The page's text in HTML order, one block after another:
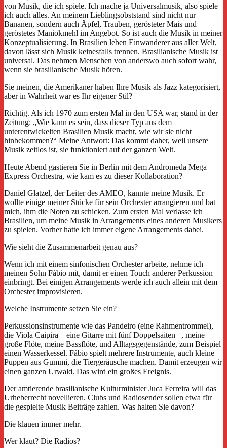
von Musik, die ich spiele. Ich mache ja Universalmusik, also spiele
ich auch alles. An meinem Lieblingsobststand sind nicht nur
Bananen, sondern auch Äpfel, Trauben, gerösteter Mais und
geröstetes Maniokmehl im Angebot. So ist auch die Musik in meiner
Konzeptualisierung. In Brasilien leben Einwanderer aus aller Welt,
davon lässt sich Musik keinesfalls trennen. Brasilianische Musik ist
universal. Das nehmen Menschen von anderswo auch sofort wahr,
wenn sie brasilianische Musik hören.
Sie meinen, die Amerikaner haben Ihre Musik als Jazz kategorisiert,
aber in Wahrheit war es Ihr eigener Stil?
Richtig. Als ich 1970 zum ersten Mal in den USA war, stand in der
Zeitung: „Wie kann es sein, dass dieser Typ aus dem
unterentwickelten Brasilien Musik macht, wie wir sie nicht
hinbekommen?“ Meine Antwort: Das kommt daher, weil unsere
Musik zeitlos ist, sie funktioniert auf der ganzen Welt.
Heute Abend gastieren Sie in Berlin mit dem Andromeda Mega
Express Orchestra, wie kam es zu dieser Kollaboration?
Daniel Glatzel, der Leiter des AMEO, kannte meine Musik. Er
wollte einige meiner Stücke für sein Orchester arrangieren und bat
mich, ihm die Noten zu schicken. Zum ersten Mal verlasse ich
Brasilien, um meine Musik in Arrangements eines anderen Musikers
zu spielen. Vorher hatte ich immer eigene Arrangements dabei.
Wie sieht die Zusammenarbeit genau aus?
Wenn ich mit einem sinfonischen Orchester arbeite, nehme ich
meinen Sohn Fábio mit, damit er einen Touch anderer Perkussion
einbringt. Bei einigen Arrangements werde ich auch allein mit dem
Orchester improvisieren.
Welche Instrumente setzen Sie ein?
Perkussionsinstrumente wie das Pandeiro (eine Rahmentrommel),
die Viola Caipira – eine Gitarre mit fünf Doppelsaiten –, meine
große Flöte, meine Bassflöte, und Alltagsgegenstände, zum Beispiel
einen Wasserkessel. Fábio spielt mehrere Instrumente, auch kleine
Puppen aus Gummi, die Tiergeräusche machen. Damit erzeugen wir
einen ganzen Urwald. Das wird ein großes Ereignis.
Der amtierende brasilianische Kulturminister Juca Ferreira will das
Urheberrecht novellieren. Clubs und Radiosender sollen etwa für
die gespielte Musik Beiträge zahlen. Was halten Sie davon?
Die klauen immer mehr.
Wer klaut? Die Radios?